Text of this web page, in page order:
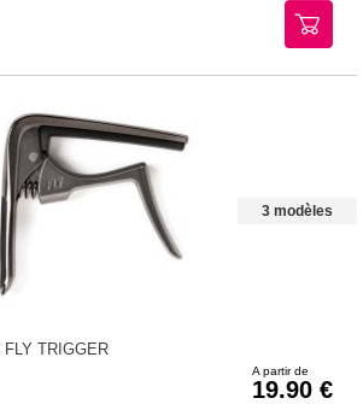
3 modèles
TRIGGER
A partir de
19.90